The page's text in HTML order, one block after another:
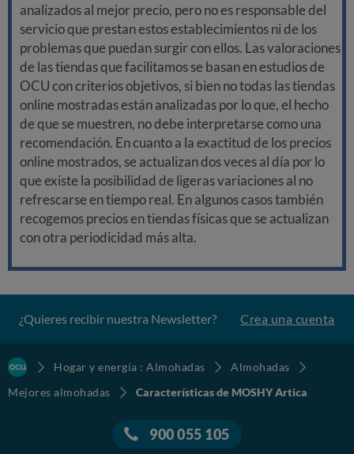
analizados al mejor precio, pero no es responsable del
servicio que prestan estos establecimientos ni de los
problemas que puedan surgir con ellos. Las valoraciones
de las tiendas que facilitamos se basan en estudios de
OCU con criterios objetivos, si bien no todas las tiendas
online mostradas están analizadas por lo que, el hecho
de que se muestren, no debe interpretarse como una
recomendación. En cuanto a la exactitud de los precios
online mostrados, se actualizan dos veces al día por lo
que existe la posibilidad de ligeras variaciones al no
refrescarse en tiempo real. En algunos casos también
recogemos precios en tiendas físicas que se actualizan
con otra periodicidad más alta.
¿Quieres recibir nuestra Newsletter? Crea una cuenta
Hogar y energía : Almohadas
Almohadas
Mejores almohadas
Características de MOSHY Artica
900 055 105